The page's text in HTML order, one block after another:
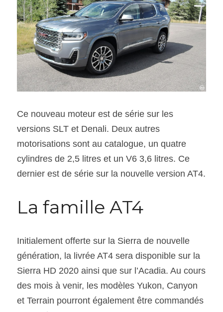
Ce nouveau moteur est de série sur les
versions SLT et Denali. Deux autres
motorisations sont au catalogue, un quatre
cylindres de 2,5 litres et un V6 3,6 litres. Ce
dernier est de série sur la nouvelle version AT4.
La famille AT4
Initialement offerte sur la Sierra de nouvelle
génération, la livrée AT4 sera disponible sur la
Sierra HD 2020 ainsi que sur l’Acadia. Au cours
des mois à venir, les modèles Yukon, Canyon
et Terrain pourront également être commandés